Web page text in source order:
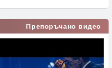
Препоръчано видео